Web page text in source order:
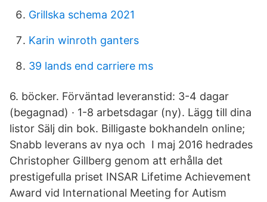
Grillska schema 2021
Karin winroth ganters
39 lands end carriere ms
6. böcker. Förväntad leveranstid: 3-4 dagar
(begagnad) · 1-8 arbetsdagar (ny). Lägg till dina
listor Sälj din bok. Billigaste bokhandeln online;
Snabb leverans av nya och I maj 2016 hedrades
Christopher Gillberg genom att erhålla det
prestigefulla priset INSAR Lifetime Achievement
Award vid International Meeting for Autism